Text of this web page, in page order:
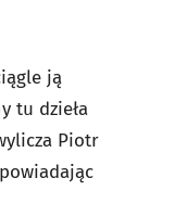
ją
tu dzieła
Piotr